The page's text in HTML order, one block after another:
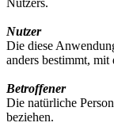
Nutzers.
Nutzer
Die diese
anders bestimmt,
Betroffener
Die natürliche
beziehen.